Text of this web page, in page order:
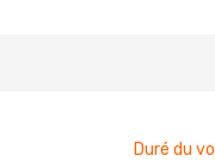
Duré du